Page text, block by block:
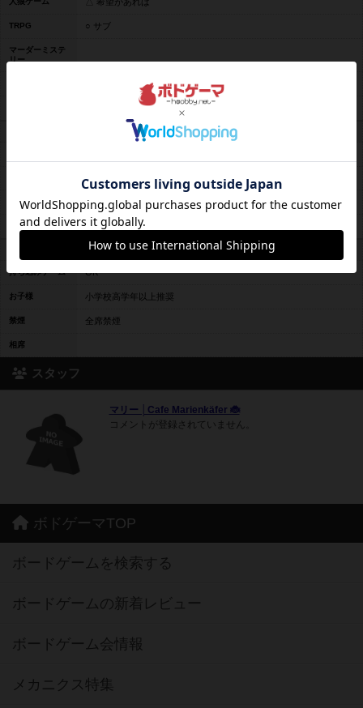
TRPG ○ サブ
マーダーミステ
リー
△ 希望があれば
× 禁止している
提供サービス
お酒の注文 なし
ゲーム販売 基本的にない
その他の環境
持ち込みゲーム OK
お子様 小学校高学年以上推奨
禁煙 全席禁煙
相席
スタッフ
マリー │Cafe Marienkäfer 🐞
コメントが登録されていません。
ボドゲーマTOP
ボードゲームを検索する
ボードゲームの新着レビュー
ボードゲーム会情報
メカニクス特集